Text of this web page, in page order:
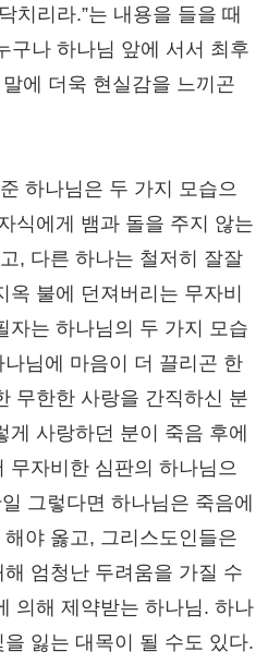
치리라.”는 내용을 들을 때
구나 하나님 앞에 서서 최후
에 더욱 현실감을 느끼곤
하나님은 두 가지 모습으
식에게 뱀과 돌을 주지 않는
, 다른 하나는 철저히 잘잘
불에 던져버리는 무자비
자는 하나님의 두 가지 모습
님에 마음이 더 끌리곤 한
무한한 사랑을 간직하신 분
사랑하던 분이 죽음 후에
무자비한 심판의 하나님으
그렇다면 하나님은 죽음에
야 옳고, 그리스도인들은
엄청난 두려움을 가질 수
의해 제약받는 하나님. 하나
잃는 대목이 될 수도 있다.